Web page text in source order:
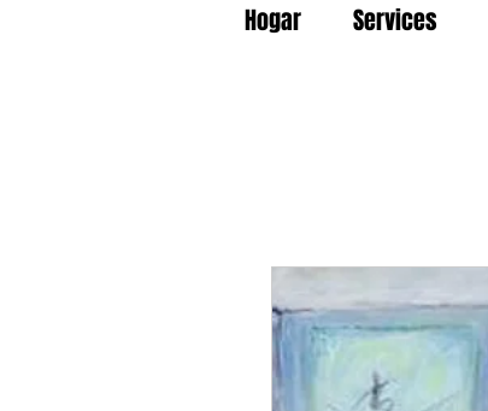
Hogar Services